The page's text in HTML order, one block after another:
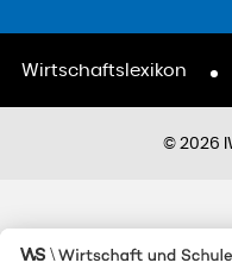
Wirtschaftslexikon
© 2026